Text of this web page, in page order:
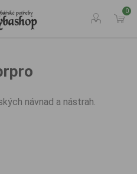
0
návnad a nástrah.